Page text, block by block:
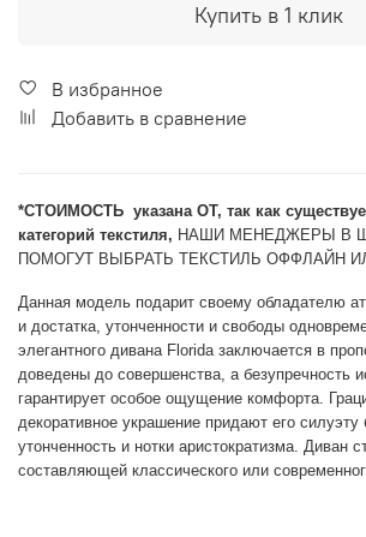
Купить в 1 клик
В избранное
Добавить в сравнение
*CТОИМОСТЬ указана ОТ, так как
категорий текстиля, НАШИ МЕНЕДЖЕРЫ В
ПОМОГУТ ВЫБРАТЬ ТЕКСТИЛЬ ОФФЛАЙН
Данная модель подарит своему обладателю
и достатка, утонченности и свободы
элегантного дивана Florida заключается в
доведены до совершенства, а безупречность
гарантирует особое ощущение комфорта.
декоративное украшение придают его силуэту
утонченность и нотки аристократизма. Диван
составляющей классического или